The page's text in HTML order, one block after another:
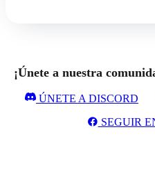
¡Únete a nuestra
ÚNETE A DISCORD
SEGUIR